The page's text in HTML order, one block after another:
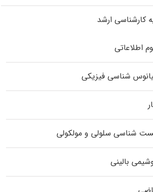
کارشناسی ارشد
اطلاعاتی
شناسی فیزیکی
شناسی سلولی و مولکولی
بالینی